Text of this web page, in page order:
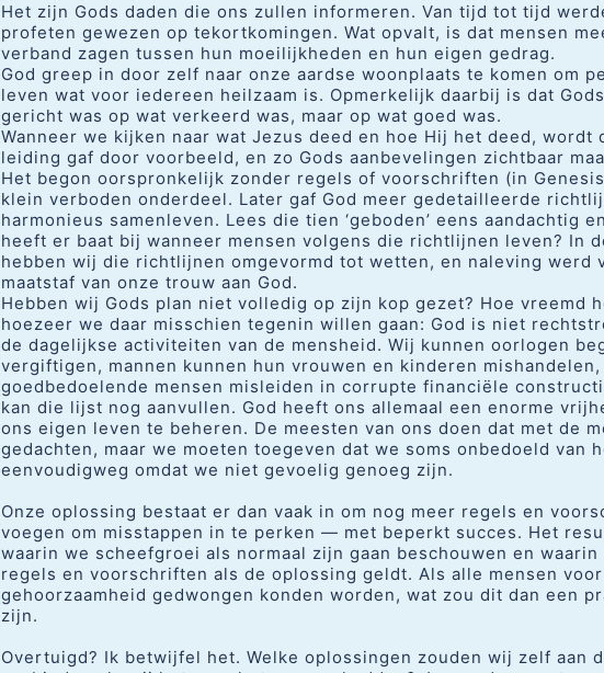
Het zijn Gods daden die ons zullen informeren. Van tijd tot tijd
profeten gewezen op tekortkomingen. Wat opvalt, is dat mensen
verband zagen tussen hun moeilijkheden en hun eigen gedrag.
God greep in door zelf naar onze aardse woonplaats te komen om
leven wat voor iedereen heilzaam is. Opmerkelijk daarbij is dat
gericht was op wat verkeerd was, maar op wat goed was.
Wanneer we kijken naar wat Jezus deed en hoe Hij het deed, wordt
leiding gaf door voorbeeld, en zo Gods aanbevelingen zichtbaar
Het begon oorspronkelijk zonder regels of voorschriften (in
klein verboden onderdeel. Later gaf God meer gedetailleerde
harmonieus samenleven. Lees die tien ‘geboden’ eens aandachtig
heeft er baat bij wanneer mensen volgens die richtlijnen leven? In
hebben wij die richtlijnen omgevormd tot wetten, en naleving werd
maatstaf van onze trouw aan God.
Hebben wij Gods plan niet volledig op zijn kop gezet? Hoe vreemd
hoezeer we daar misschien tegenin willen gaan: God is niet
de dagelijkse activiteiten van de mensheid. Wij kunnen oorlogen
vergiftigen, mannen kunnen hun vrouwen en kinderen
goedbedoelende mensen misleiden in corrupte financiële
kan die lijst nog aanvullen. God heeft ons allemaal een enorme
ons eigen leven te beheren. De meesten van ons doen dat met de
gedachten, maar we moeten toegeven dat we soms onbedoeld van
eenvoudigweg omdat we niet gevoelig genoeg zijn.
Onze oplossing bestaat er dan vaak in om nog meer regels en
voegen om misstappen in te perken — met beperkt succes. Het
waarin we scheefgroei als normaal zijn gaan beschouwen en
regels en voorschriften als de oplossing geldt. Als alle mensen
gehoorzaamheid gedwongen konden worden, wat zou dit dan een
zijn.
Overtuigd? Ik betwijfel het. Welke oplossingen zouden wij zelf aan